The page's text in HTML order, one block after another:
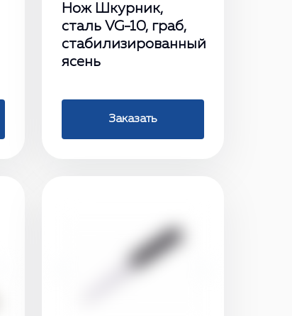
Нож Шкурник,
сталь VG-10, граб,
стабилизированный
ясень
Заказать